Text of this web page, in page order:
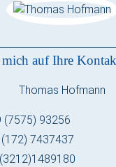
auf Ihre
Thomas Hofmann
(7575) 93256
7437437